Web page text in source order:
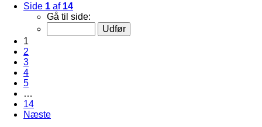
Side 1 af 14
Gå til side:
1
2
3
4
5
…
14
Næste